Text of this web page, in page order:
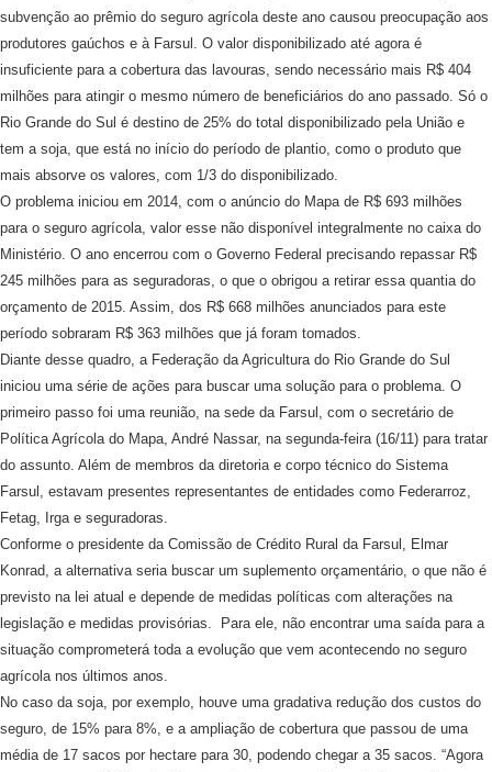
subvenção ao prêmio do seguro agrícola deste ano causou preocupação aos
produtores gaúchos e à Farsul. O valor disponibilizado até agora é
insuficiente para a cobertura das lavouras, sendo necessário mais R$ 404
milhões para atingir o mesmo número de beneficiários do ano passado. Só o
Rio Grande do Sul é destino de 25% do total disponibilizado pela União e
tem a soja, que está no início do período de plantio, como o produto que
mais absorve os valores, com 1/3 do disponibilizado.
O problema iniciou em 2014, com o anúncio do Mapa de R$ 693 milhões
para o seguro agrícola, valor esse não disponível integralmente no caixa do
Ministério. O ano encerrou com o Governo Federal precisando repassar R$
245 milhões para as seguradoras, o que o obrigou a retirar essa quantia do
orçamento de 2015. Assim, dos R$ 668 milhões anunciados para este
período sobraram R$ 363 milhões que já foram tomados.
Diante desse quadro, a Federação da Agricultura do Rio Grande do Sul
iniciou uma série de ações para buscar uma solução para o problema. O
primeiro passo foi uma reunião, na sede da Farsul, com o secretário de
Política Agrícola do Mapa, André Nassar, na segunda-feira (16/11) para tratar
do assunto. Além de membros da diretoria e corpo técnico do Sistema
Farsul, estavam presentes representantes de entidades como Federarroz,
Fetag, Irga e seguradoras.
Conforme o presidente da Comissão de Crédito Rural da Farsul, Elmar
Konrad, a alternativa seria buscar um suplemento orçamentário, o que não é
previsto na lei atual e depende de medidas políticas com alterações na
legislação e medidas provisórias. Para ele, não encontrar uma saída para a
situação comprometerá toda a evolução que vem acontecendo no seguro
agrícola nos últimos anos.
No caso da soja, por exemplo, houve uma gradativa redução dos custos do
seguro, de 15% para 8%, e a ampliação de cobertura que passou de uma
média de 17 sacos por hectare para 30, podendo chegar a 35 sacos. “Agora